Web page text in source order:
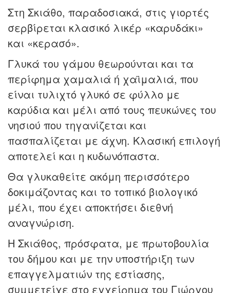
Στη Σκιάθο, παραδοσιακά, στις γιορτές
σερβίρεται κλασικό λικέρ «καρυδάκι»
και «κερασό».
Γλυκά του γάμου θεωρούνται και τα
περίφημα χαμαλιά ή χαϊμαλιά, που
είναι τυλιχτό γλυκό σε φύλλο με
καρύδια και μέλι από τους πευκώνες του
νησιού που τηγανίζεται και
πασπαλίζεται με άχνη. Κλασική επιλογή
αποτελεί και η κυδωνόπαστα.
Θα γλυκαθείτε ακόμη περισσότερο
δοκιμάζοντας και το τοπικό βιολογικό
μέλι, που έχει αποκτήσει διεθνή
αναγνώριση.
Η Σκιάθος, πρόσφατα, με πρωτοβουλία
του δήμου και με την υποστήριξη των
επαγγελματιών της εστίασης,
συμμετείχε στο εγχείρημα του Γιώργου